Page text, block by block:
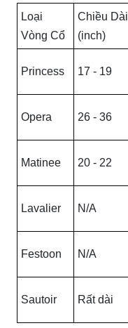
Loại
Vòng Cổ
Chiều Dài
(inch)
Princess 17 - 19
Opera 26 - 36
Matinee 20 - 22
Lavalier N/A
Festoon N/A
Sautoir Rất dài